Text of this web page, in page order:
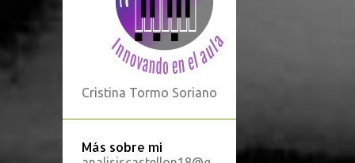
Cristina Tormo Soriano
Más sobre mí